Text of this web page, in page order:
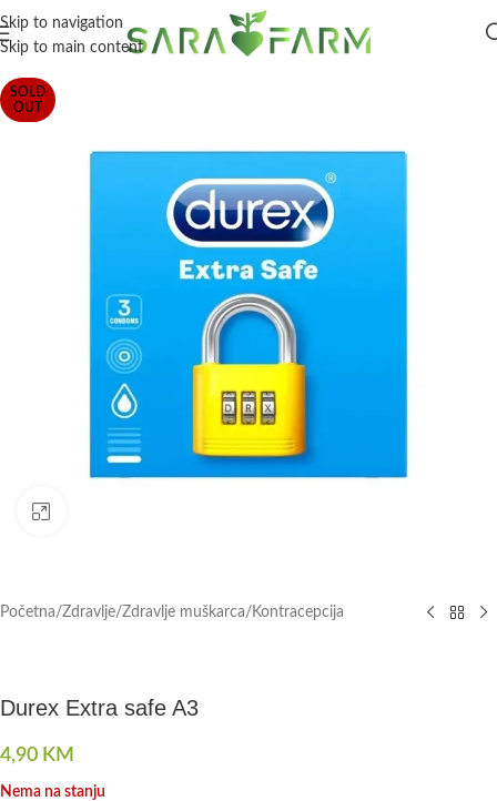
Skip to navigation
Skip to main content
SOLD
OUT
Početna/Zdravlje/Zdravlje muškarca/ Kontracepcija
Durex Extra safe A3
4,90 KM
Nema na stanju